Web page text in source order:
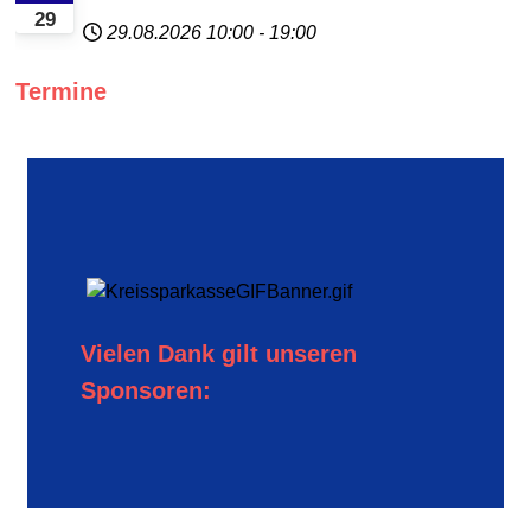
29
29.08.2026 10:00 - 19:00
Termine
Vielen Dank gilt unseren
Sponsoren: